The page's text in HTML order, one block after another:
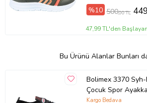
%10 500,00 TL 449
47,99 TL'den
Bu Ürünü Alanlar Bunları
Bolimex 3370 Syh-
Çocuk Spor
Kargo Bedava